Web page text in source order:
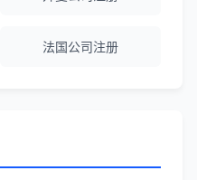
一站式服务，完
法国公司注册